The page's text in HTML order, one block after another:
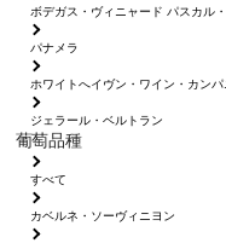
ボデガス・ヴィニャード パスカル
パナメラ
ホワイトへイヴン・ワイン・カンパ
ジェラール・ベルトラン
葡萄品種
すべて
カベルネ・ソーヴィニヨン